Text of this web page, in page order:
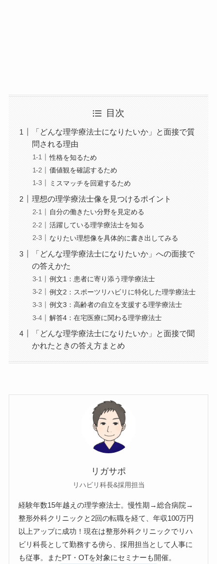
目次
「どんな理学療法士になりたいか」と面接で質
問される理由
性格を知るため
価値観を確認するため
ミスマッチを回避するため
理想の理学療法士像を見つけるポイント
自分の働きたい分野を見定める
活躍している理学療法士を知る
なりたい理想像を具体的に書き出してみる
「どんな理学療法士になりたいか」への面接で
の答えかた
例文1：患者に寄り添う理学療法士
例文2：スポーツリハビリに特化した理学療法士
例文3：高齢者の自立を支援する理学療法士
解答4：在宅医療に関わる理学療法士
「どんな理学療法士になりたいか」と面接で聞
かれたときの答え方まとめ
リガサポ
リハビリ科長&採用担当
経験年数15年越えの理学療法士。慢性期→総合病院→
整形外科クリニックと2回の転職を経て、年収100万円
以上アップに成功！現在は整形外科クリニックでリハ
ビリ科長として勤務する傍ら、採用担当として人事に
も従事。またPT・OTを対象にセミナーも開催。